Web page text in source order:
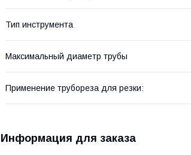
Тип инструмента
Максимальный диаметр трубы
Применение трубореза для резки:
Информация для заказа